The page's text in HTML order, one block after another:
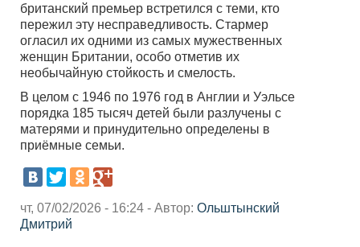
британский премьер встретился с теми, кто
пережил эту несправедливость. Стармер
огласил их одними из самых мужественных
женщин Британии, особо отметив их
необычайную стойкость и смелость.
В целом с 1946 по 1976 год в Англии и Уэльсе
порядка 185 тысяч детей были разлучены с
матерями и принудительно определены в
приёмные семьи.
чт, 07/02/2026 - 16:24 - Автор: Ольштынский
Дмитрий